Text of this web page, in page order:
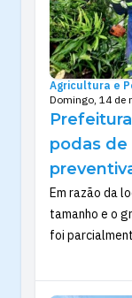
Agricultura e
Domingo, 14 de
podas
Em razão da
tamanho e o
foi